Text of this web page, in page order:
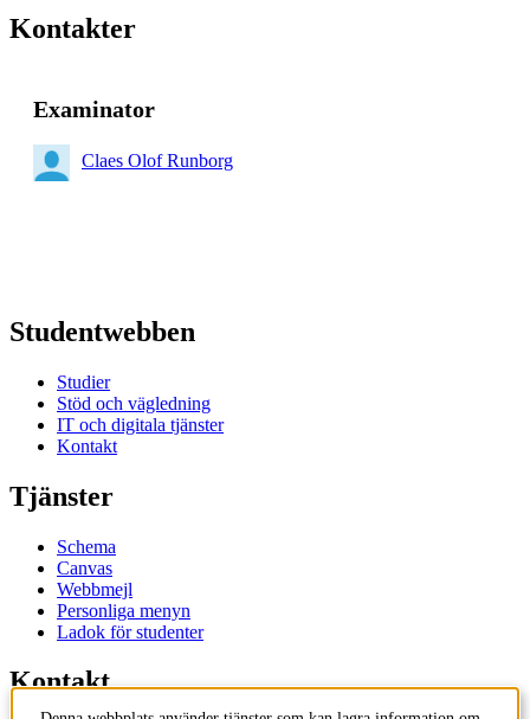
Kontakter
Examinator
Claes Olof Runborg
Studentwebben
Studier
Stöd och vägledning
IT och digitala tjänster
Kontakt
Tjänster
Schema
Canvas
Webbmejl
Personliga menyn
Ladok för studenter
Kontakt